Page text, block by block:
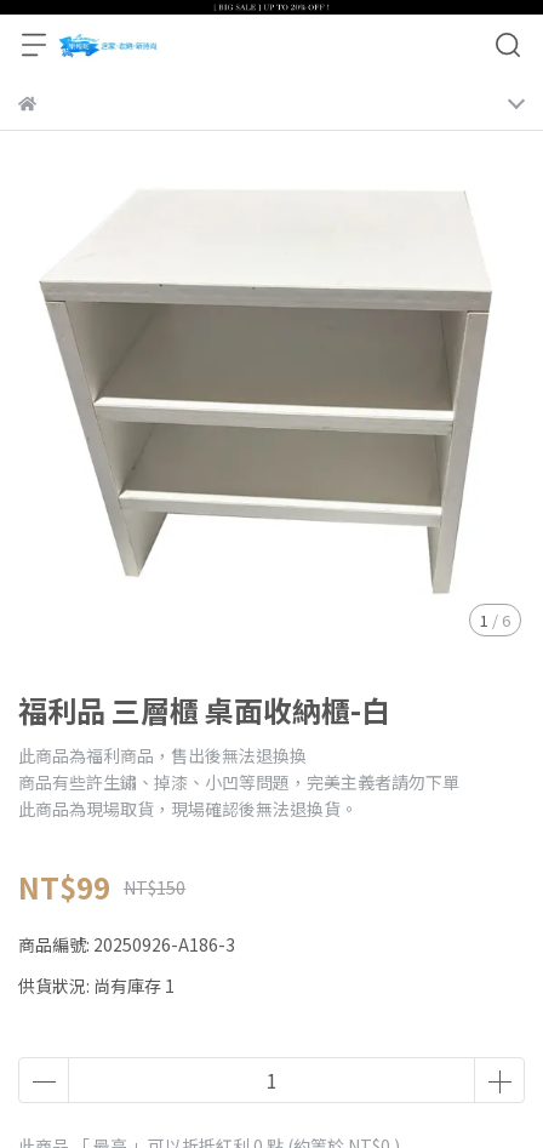
1 / 6
福利品 三層櫃 桌面收納櫃-白
此商品為福利商品，售出後無法退換換
商品有些許生鏽、掉漆、小凹等問題，完美主義者請勿下單
此商品為現場取貨，現場確認後無法退換貨。
NT$99 NT$150
商品編號: 20250926-A186-3
供貨狀況: 尚有庫存 1